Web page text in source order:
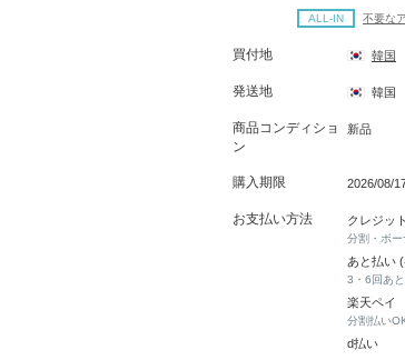
ALL-IN 不要な
買付地 韓国
発送地 韓国
商品コンディショ
ン
新品
購入期限 2026/08/
お支払い方法 クレジッ
分割・ボー
あと払い
3・6回あ
楽天ペイ
分割払い
d払い